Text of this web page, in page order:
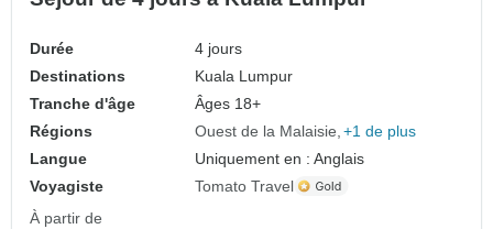
Durée
4 jours
Destinations
Kuala Lumpur
Tranche d'âge
Âges 18+
Régions
Ouest de la Malaisie +1 de plus
Langue
Uniquement en : Anglais
Voyagiste
Tomato Travel
À partir de